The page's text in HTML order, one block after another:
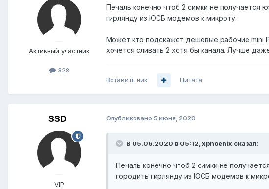
Активный участник
328
Печаль конечно чтоб 2 симки не получается
гирлянду из ЮСБ модемов к микроту.
Может кто подскажет дешевые рабочие mini
хочется сливать 2 хотя бы канала. Лучше
Вставить ник Цитата
SSD
VIP
Опубликовано 5 июня, 2020
В 05.06.2020 в 05:12, xphoenix сказал:
Печаль конечно чтоб 2 симки не
городить гирлянду из ЮСБ модемов к